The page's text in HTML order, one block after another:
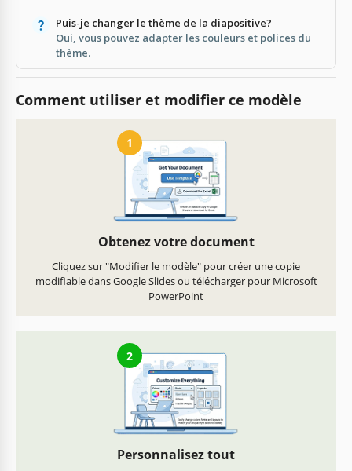
Puis-je changer le thème de la diapositive?
Oui, vous pouvez adapter les couleurs et polices du
thème.
Comment utiliser et modifier ce modèle
1
Obtenez votre document
Cliquez sur "Modifier le modèle" pour créer une copie
modifiable dans Google Slides ou télécharger pour Microsoft
PowerPoint
2
Personnalisez tout